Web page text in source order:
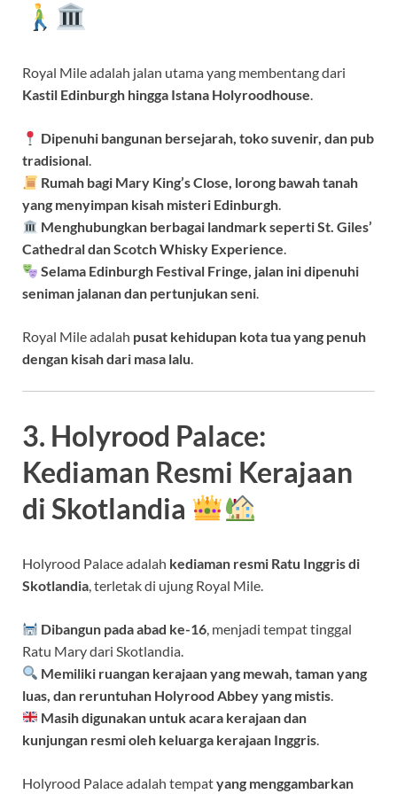
Royal Mile adalah jalan utama yang membentang dari
Kastil Edinburgh hingga Istana Holyroodhouse.
Dipenuhi bangunan bersejarah, toko suvenir, dan pub
tradisional.
Rumah bagi Mary King’s Close, lorong bawah tanah
yang menyimpan kisah misteri Edinburgh.
Menghubungkan berbagai landmark seperti St. Giles’
Cathedral dan Scotch Whisky Experience.
Selama Edinburgh Festival Fringe, jalan ini dipenuhi
seniman jalanan dan pertunjukan seni.
Royal Mile adalah pusat kehidupan kota tua yang penuh
dengan kisah dari masa lalu.
3. Holyrood Palace:
Kediaman Resmi Kerajaan
di Skotlandia
Holyrood Palace adalah kediaman resmi Ratu Inggris di
Skotlandia , terletak di ujung Royal Mile.
Dibangun pada abad ke-16 , menjadi tempat tinggal
Ratu Mary dari Skotlandia.
Memiliki ruangan kerajaan yang mewah, taman yang
luas, dan reruntuhan Holyrood Abbey yang mistis
Masih digunakan untuk acara kerajaan dan
kunjungan resmi oleh keluarga kerajaan Inggris
Holyrood Palace adalah tempatyang menggambarkan